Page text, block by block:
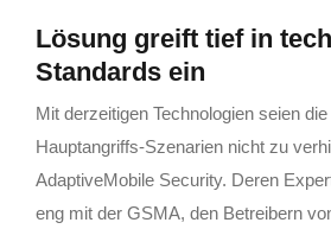
Lösung greift tief in
Standards ein
Mit derzeitigen Technologien seien
Hauptangriffs-Szenarien nicht zu
AdaptiveMobile Security. Deren
eng mit der GSMA, den Betreibern